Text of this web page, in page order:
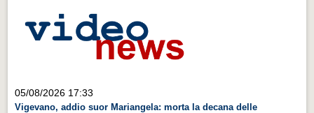
Sport
Territorio
05/08/2026 17:33
Vigevano, addio suor Mariangela: morta la decana delle